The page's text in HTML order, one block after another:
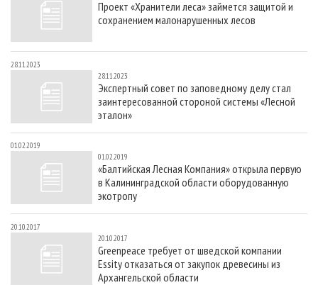
СУШКА ДРЕВЕСИНЫ
ПРОИЗВОДСТВО ДРЕВЕСНЫХ ПЛИТ
ДЕРЕВЯННОЕ ДОМОСТРОЕНИЕ
ПРОИЗВОДСТВО МЕБЕЛИ
БИОЭНЕРГЕТИКА
ЦБП
ИНСТРУМЕНТ И МАТЕРИАЛЫ
ПЕРСОНЫ
МОБИЛЬНЫЕ ВЫСТАВКИ
ПРИОРИТЕТНЫЕ ИНВЕСТПРОЕКТЫ
RUSSIAN FORESTRY REVIEW
ГАЗЕТА ЛЕСПРОМФОРУМ
БИБЛИОТЕКА СПЕЦИАЛИСТА
КОНТАКТЫ
РЕКЛАМА
Проект «Хранители леса» займется защитой и
сохранением малонарушенных лесов
28.11.2023
28.11.2023
Экспертный совет по заповедному делу стал
заинтересованной стороной системы «Лесной
эталон»
01.02.2019
01.02.2019
«Балтийская Лесная Компания» открыла первую
в Калининградской области оборудованную
экотропу
20.10.2017
20.10.2017
Greenpeace требует от шведской компании
Essity отказаться от закупок древесины из
Архангельской области